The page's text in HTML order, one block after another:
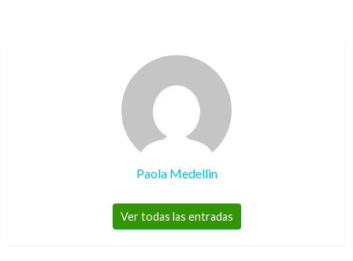
Paola Medellin
Ver todas las entradas